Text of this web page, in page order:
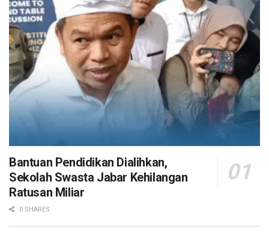
Bantuan Pendidikan Dialihkan,
Sekolah Swasta Jabar Kehilangan
Ratusan Miliar
0 SHARES